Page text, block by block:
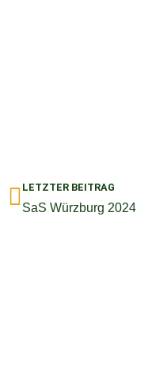
Zurück
LETZTER BEITRAG
SaS Würzburg 2024